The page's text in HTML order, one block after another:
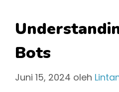
Bots
Juni 15, 2024 oleh